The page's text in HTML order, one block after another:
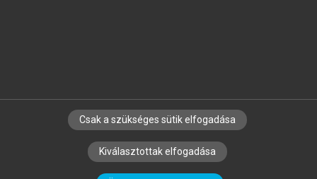
SZERZŐKNEK CÉGEKNEK KÖNYVTÁROSOKNAK
SZERKESZTÉSI ÉS LEKTORÁLÁSI ALAPELVEK
Csak a szükséges sütik elfogadása
Kiválasztottak elfogadása